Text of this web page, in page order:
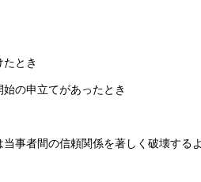
とき
の申立てがあったとき
事者間の信頼関係を著しく破壊する